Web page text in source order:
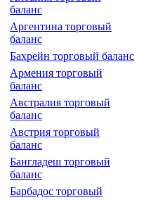
Индекс
Албания торговый
баланс
Аргентина торговый
баланс
Бахрейн торговый баланс
Армения торговый
баланс
Австралия торговый
баланс
Австрия торговый
баланс